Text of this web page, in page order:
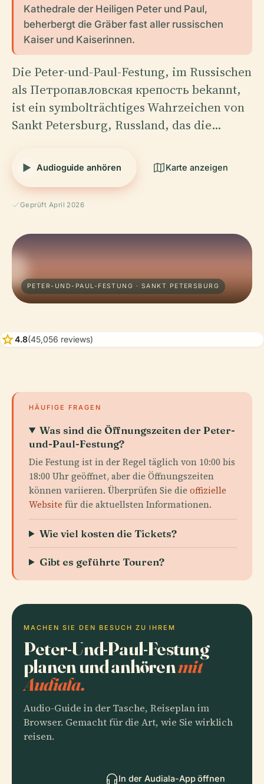
Kathedrale der Heiligen Peter und Paul,
beherbergt die Gräber fast aller russischen
Kaiser und Kaiserinnen.
Die Peter-und-Paul-Festung, im Russischen
als Петропавловская крепость bekannt,
ist ein symbolträchtiges Wahrzeichen von
Sankt Petersburg, Russland, das die…
Audioguide anhören Karte anzeigen
Geprüft April 2026
PETER-UND-PAUL-FESTUNG · SANKT PETERSBURG
star4.8(45,056 reviews)
HÄUFIGE FRAGEN
Was sind die Öffnungszeiten der Peter-
und-Paul-Festung?
Die Festung ist in der Regel täglich von 10:00 bis
18:00 Uhr geöffnet, aber die Öffnungszeiten
können variieren. Überprüfen Sie die offizielle
Website für die aktuellsten Informationen.
Wie viel kosten die Tickets?
Gibt es geführte Touren?
MACHEN SIE DEN BESUCH ZU IHREM
Peter-Und-Paul-Festung
planen und anhörenmit
Audiala.
Audio-Guide in der Tasche, Reiseplan im
Browser. Gemacht für die Art, wie Sie wirklich
reisen.
In der Audiala-App öffnen